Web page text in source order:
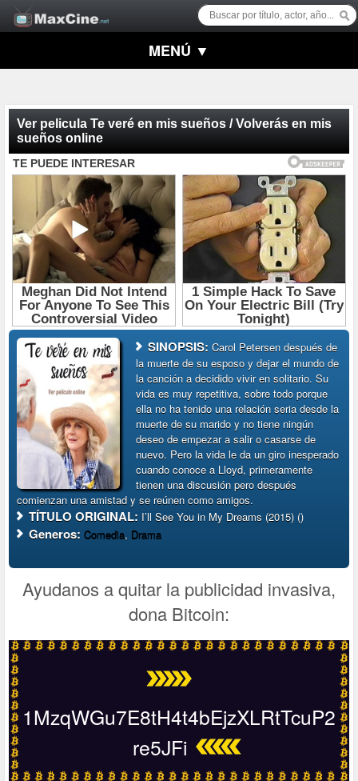
MENÚ ▼
Ver pelicula Te veré en mis sueños / Volverás en mis
sueños online
SINOPSIS:Carol Petersen después de
la muerte de su esposo y dejar el mundo de
la canción a decidido vivir en solitario. Su
vida es muy repetitiva, sobre todo porque
ella no ha tenido una relación seria desde la
muerte de su marido y no tiene ningún
deseo de empezar a salir o casarse de
nuevo. Pero la vida le da un giro inesperado
cuando conoce a Lloyd, primeramente
tienen una discusión pero después
comienzan una amistad y se reúnen como amigos.
TÍTULO ORIGINAL: I’ll See You in My Dreams (2015) ()
Generos:Comedia, Drama
Ayudanos a quitar la publicidad invasiva,
dona Bitcoin:
1MzqWGu7E8tH4t4bEjzXLRtTcuP2
re5JFi